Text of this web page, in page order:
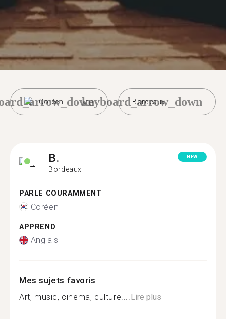
Coréen Bordeaux
keyboard_arrow_down
B.
Bordeaux
NEW
PARLE COURAMMENT
Coréen
APPREND
Anglais
Mes sujets favoris
Art, music, cinema, culture....Lire plus